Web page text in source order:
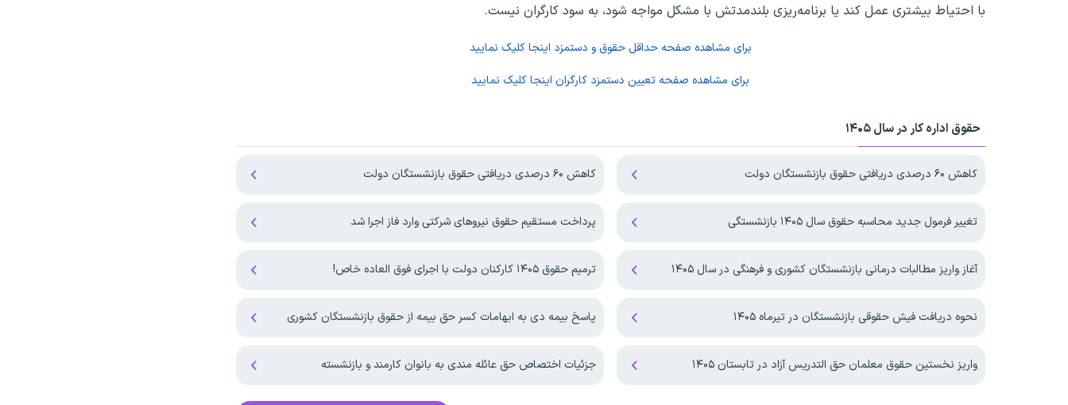
با احتیاط بیشتری عمل کند یا برنامه‌ریزی بلندمدتش با مشکل مواجه شود، به سود کارگران نیست.
برای مشاهده صفحه حداقل حقوق و دستمزد اینجا کلیک نمایید
برای مشاهده صفحه تعیین دستمزد کارگران اینجا کلیک نمایید
حقوق اداره کار در سال ۱۴۰۵
کاهش ۶۰ درصدی دریافتی حقوق بازنشستگان دولت کاهش ۶۰ درصدی دریافتی حقوق بازنشستگان دولت
تغییر فرمول جدید محاسبه حقوق سال ۱۴۰۵ بازنشستگی پرداخت مستقیم حقوق نیروهای شرکتی وارد فاز اجرا شد
آغاز واریز مطالبات درمانی بازنشستگان کشوری و فرهنگی در سال ۱۴۰۵ ترمیم حقوق ۱۴۰۵ کارکنان دولت با اجرای فوق العاده خاص!
نحوه دریافت فیش حقوقی بازنشستگان در تیرماه ۱۴۰۵ پاسخ بیمه دی به ابهامات کسر حق بیمه از حقوق بازنشستگان کشوری
واریز نخستین حقوق معلمان حق التدریس آزاد در تابستان ۱۴۰۵ جزئیات اختصاص حق عائله مندی به بانوان کارمند و بازنشسته